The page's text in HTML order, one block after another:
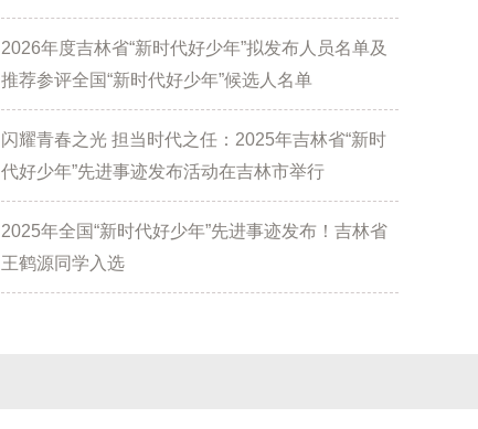
2026年度吉林省“新时代好少年”拟发布人员名单及
推荐参评全国“新时代好少年”候选人名单
闪耀青春之光 担当时代之任：2025年吉林省“新时
代好少年”先进事迹发布活动在吉林市举行
2025年全国“新时代好少年”先进事迹发布！吉林省
王鹤源同学入选